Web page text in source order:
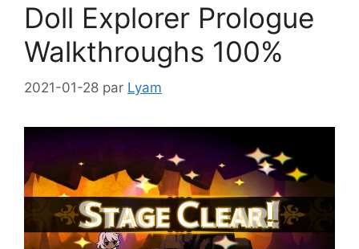
Doll Explorer Prologue
Walkthroughs 100%
2021-01-28 par Lyam